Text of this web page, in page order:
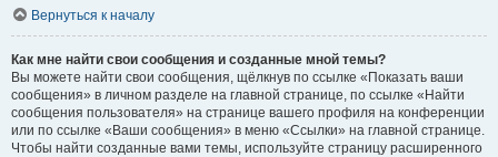
Вернуться к началу
Как мне найти свои сообщения и созданные мной темы?
Вы можете найти свои сообщения, щёлкнув по ссылке «Показать ваши
сообщения» в личном разделе на главной странице, по ссылке «Найти
сообщения пользователя» на странице вашего профиля на конференции
или по ссылке «Ваши сообщения» в меню «Ссылки» на главной странице.
Чтобы найти созданные вами темы, используйте страницу расширенного